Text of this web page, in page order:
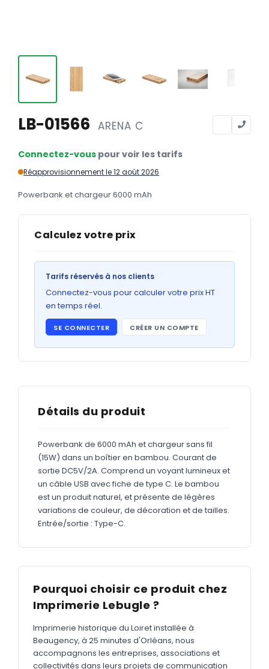
Tête de lettre
Sous-mains
Chemises
GRAND FORMAT
Abribus
ADHÉSIFS
Étiquettes adhésives
Étiquettes adhésives en bobine
Adhésifs vitrine
Polos
Sweatshirts Nouveau
GOODIES
Catalogue complet Nouveau
LB-01566 ARENA C
Connectez-vous pour voir les tarifs
Réapprovisionnement le 12 août 2026
Powerbank et chargeur 6000 mAh
Calculez votre prix
Tarifs réservés à nos clients
Connectez-vous pour calculer votre prix HT
en temps réel.
SE CONNECTER CRÉER UN COMPTE
Détails du produit
Powerbank de 6000 mAh et chargeur sans fil
(15W) dans un boîtier en bambou. Courant de
sortie DC5V/2A. Comprend un voyant lumineux et
un câble USB avec fiche de type C. Le bambou
est un produit naturel, et présente de légères
variations de couleur, de décoration et de tailles.
Entrée/sortie : Type-C.
Pourquoi choisir ce produit chez
Imprimerie Lebugle ?
Imprimerie historique du Loiret installée à
Beaugency, à 25 minutes d'Orléans, nous
accompagnons les entreprises, associations et
collectivités dans leurs projets de communication